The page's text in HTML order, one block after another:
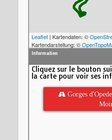
Leaflet| Kartendaten: ©
Kartendarstellung: ©
 Gorges
Information
Cliquez sur le bouton
la carte pour voir ses